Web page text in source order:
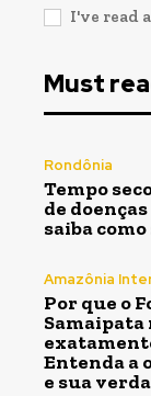
I've read
Must
Rondônia
Tempo
de
saiba
Amazônia
Por que o
Samaipata
Entenda a
e sua